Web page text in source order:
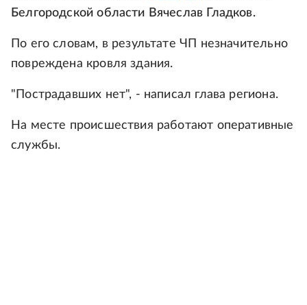
Белгородской области Вячеслав Гладков.
По его словам, в результате ЧП незначительно
повреждена кровля здания.
"Пострадавших нет", - написал глава региона.
На месте происшествия работают оперативные
службы.